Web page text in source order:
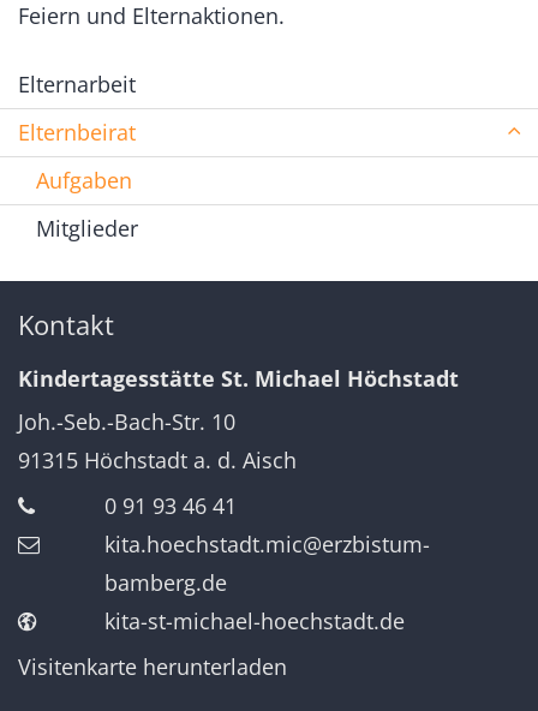
Feiern und Elternaktionen.
Elternarbeit
Elternbeirat
Aufgaben
Mitglieder
Kontakt
Kindertagesstätte St. Michael Höchstadt
Joh.-Seb.-Bach-Str. 10
91315 Höchstadt a. d. Aisch
0 91 93 46 41
kita.hoechstadt.mic@erzbistum-
bamberg.de
kita-st-michael-hoechstadt.de
Visitenkarte herunterladen